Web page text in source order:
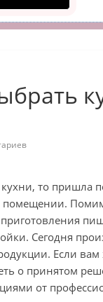
то пришла
помещении.
Сегодня
Если вам
о принятом
от